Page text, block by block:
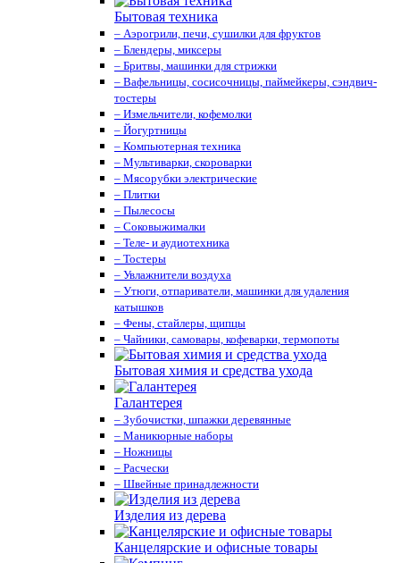
Бытовая техника
– Аэрогрили, печи, сушилки для фруктов
– Блендеры, миксеры
– Бритвы, машинки для стрижки
– Вафельницы, сосисочницы, паймейкеры, сэндвич-
тостеры
– Измельчители, кофемолки
– Йогуртницы
– Компьютерная техника
– Мультиварки, скороварки
– Мясорубки электрические
– Плитки
– Пылесосы
– Соковыжималки
– Теле- и аудиотехника
– Тостеры
– Увлажнители воздуха
– Утюги, отпариватели, машинки для удаления
катышков
– Фены, стайлеры, щипцы
– Чайники, самовары, кофеварки, термопоты
Бытовая химия и средства ухода
Галантерея
– Зубочистки, шпажки деревянные
– Маникюрные наборы
– Ножницы
– Расчески
– Швейные принадлежности
Изделия из дерева
Канцелярские и офисные товары